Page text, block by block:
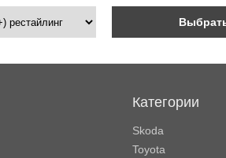
Категории
Skoda
Toyota